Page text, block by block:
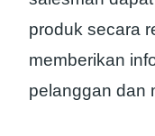
produk secara
memberikan
pelanggan dan